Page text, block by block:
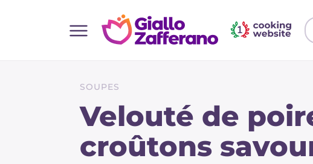
Toutes les recettes
Plats principaux
SOUPES
Velouté de
croûtons